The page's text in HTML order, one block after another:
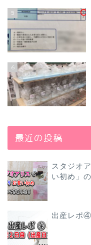
5
6
最近の投稿
スタジオ
い初め」
出産レポ④